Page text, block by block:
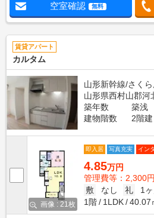
空室確認 無料
賃貸アパート
カルタム
山形新幹線/さく
山形県西村山郡河
築年数
築浅
建物階数
2階建
画像 : 21枚
即入居 写真充実 イン
4.85万円
管理費等：2,300円
敷
なし 礼
1ヶ
1階
1LDK 40.07